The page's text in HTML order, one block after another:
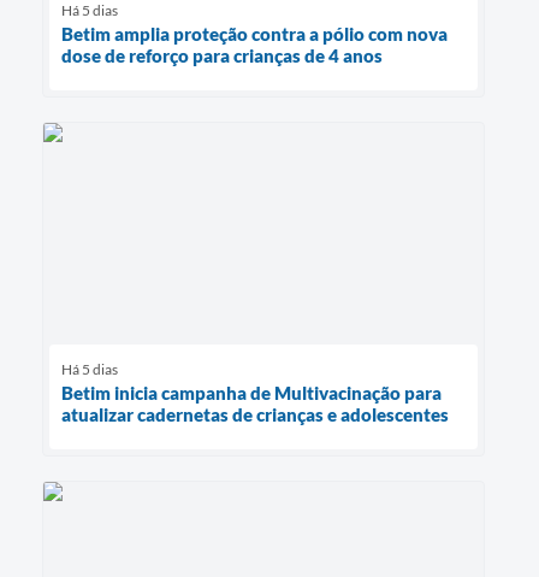
Há 5 dias
Betim amplia proteção contra a pólio com nova
dose de reforço para crianças de 4 anos
Há 5 dias
Betim inicia campanha de Multivacinação para
atualizar cadernetas de crianças e adolescentes